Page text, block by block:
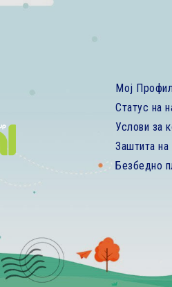
Мој Профил
Статус на
Услови за
Заштита на
Безбедно